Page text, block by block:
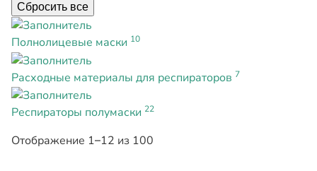
Сбросить все
Полнолицевые маски 10
Расходные материалы для респираторов 7
Респираторы полумаски 22
Отображение 1–12 из 100